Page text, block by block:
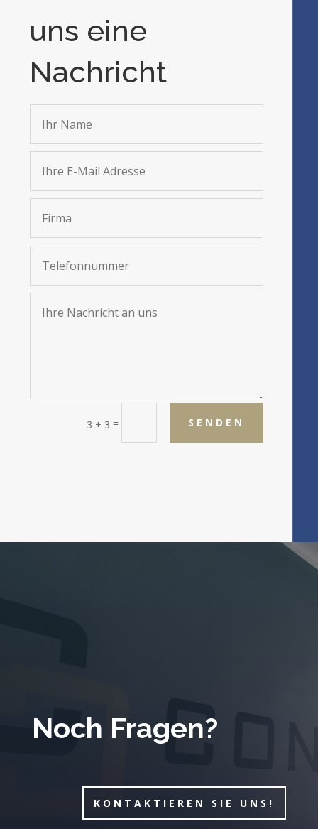
uns eine
Nachricht
3 + 3 = SENDEN
Noch Fragen?
KONTAKTIEREN SIE UNS!